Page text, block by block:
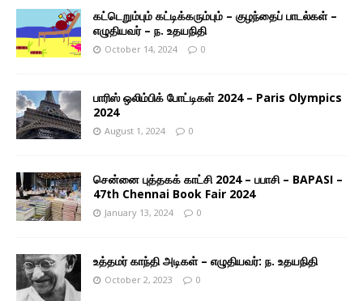
கட்டெறும்பும் கட்டிக்கரும்பும் – குழந்தைப் பாடல்கள் –
எழுதியவர் – ந. உதயநிதி
October 14, 2024 0
பாரிஸ் ஒலிம்பிக் போட்டிகள் 2024 – Paris Olympics
2024
August 1, 2024 0
சென்னை புத்தகக் காட்சி 2024 – பபாசி – BAPASI –
47th Chennai Book Fair 2024
January 13, 2024 0
உத்தமர் காந்தி அடிகள் – எழுதியவர்: ந. உதயநிதி
October 2, 2023 0